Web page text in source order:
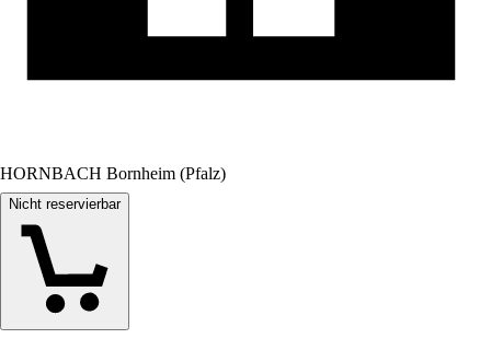
HORNBACH Bornheim (Pfalz)
Nicht reservierbar